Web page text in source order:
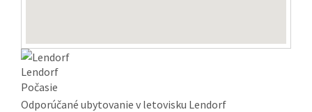
Lendorf
Počasie
Odporúčané ubytovanie v letovisku Lendorf